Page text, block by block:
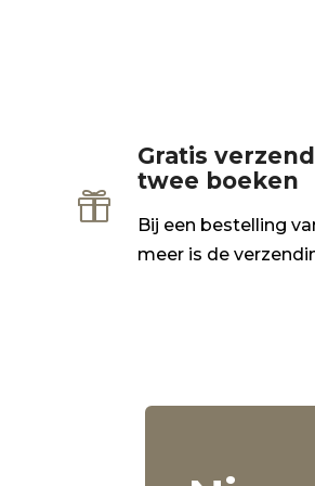

Gratis
twee boeken
Bij een bestelling
meer is de